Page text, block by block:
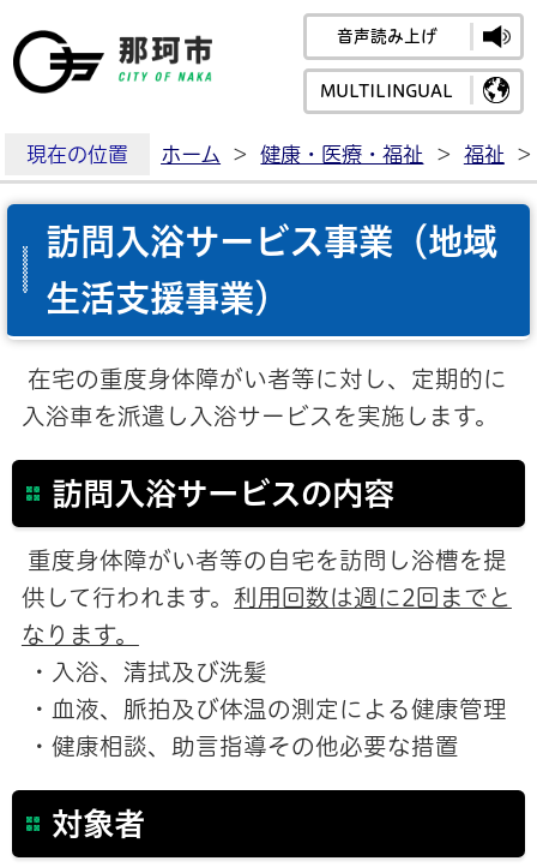
那珂市公式ホームペ
音声読み上げ
MULTILINGUAL
現在の位置 ホーム > 健康・医療・福祉 > 福祉 >
訪問入浴サービス事業（地域
生活支援事業）
在宅の重度身体障がい者等に対し、定期的に
入浴車を派遣し入浴サービスを実施します。
訪問入浴サービスの内容
重度身体障がい者等の自宅を訪問し浴槽を提
供して行われます。 利用回数は週に2回までと
なります。
・入浴、清拭及び洗髪
・血液、脈拍及び体温の測定による健康管理
・健康相談、助言指導その他必要な措置
対象者